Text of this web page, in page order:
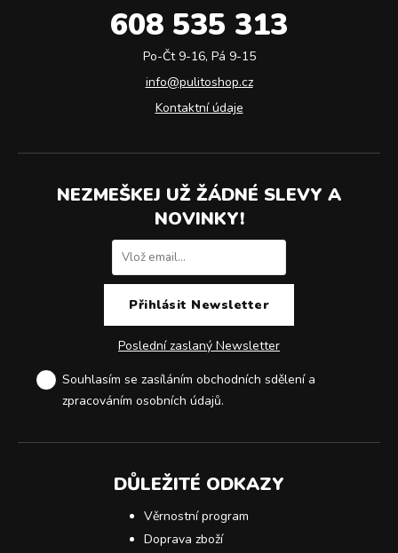
608 535 313
Po-Čt 9-16, Pá 9-15
info@pulitoshop.cz
Kontaktní údaje
NEZMEŠKEJ UŽ ŽÁDNÉ SLEVY A
NOVINKY!
Poslední zaslaný Newsletter
Souhlasím se zasíláním obchodních sdělení a
zpracováním osobních údajů.
DŮLEŽITÉ ODKAZY
Věrnostní program
Doprava zboží